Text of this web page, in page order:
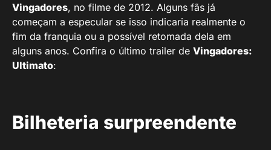
Vingadores, no filme de 2012. Alguns fãs já
começam a especular se isso indicaria realmente o
fim da franquia ou a possível retomada dela em
alguns anos. Confira o último trailer de Vingadores:
Ultimato:
Bilheteria surpreendente